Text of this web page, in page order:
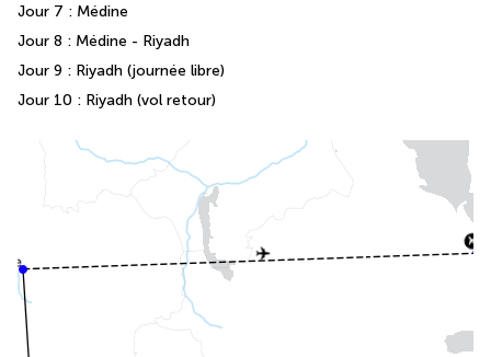
Jour 7 : Médine
Jour 8 : Médine - Riyadh
Jour 9 : Riyadh (journée libre)
Jour 10 : Riyadh (vol retour)